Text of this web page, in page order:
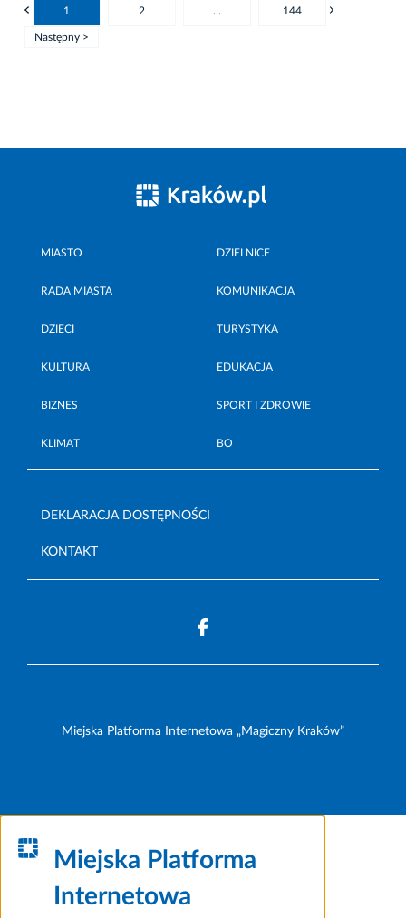
1 2 ... 144
Następny >
MIASTO DZIELNICE
RADA MIASTA KOMUNIKACJA
DZIECI TURYSTYKA
KULTURA EDUKACJA
BIZNES SPORT I ZDROWIE
KLIMAT BO
DEKLARACJA DOSTĘPNOŚCI
KONTAKT
Miejska Platforma Internetowa „Magiczny Kraków”
Miejska Platforma
Internetowa